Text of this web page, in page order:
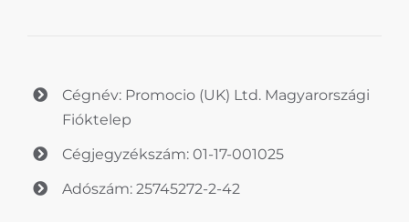
Cégnév: Promocio (UK) Ltd. Magyarországi
Fióktelep
Cégjegyzékszám: 01-17-001025
Adószám: 25745272-2-42